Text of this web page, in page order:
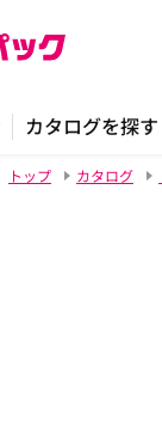
カタログを探す
トップ カタログ